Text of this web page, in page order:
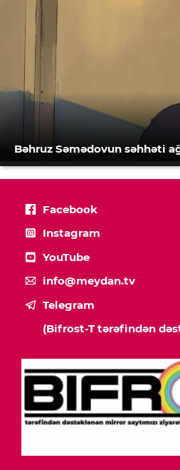
Bəhruz Səmədovun səhhəti
Facebook
Instagram
YouTube
info@meydan.tv
Telegram
(Bifrost-T tərəfindən